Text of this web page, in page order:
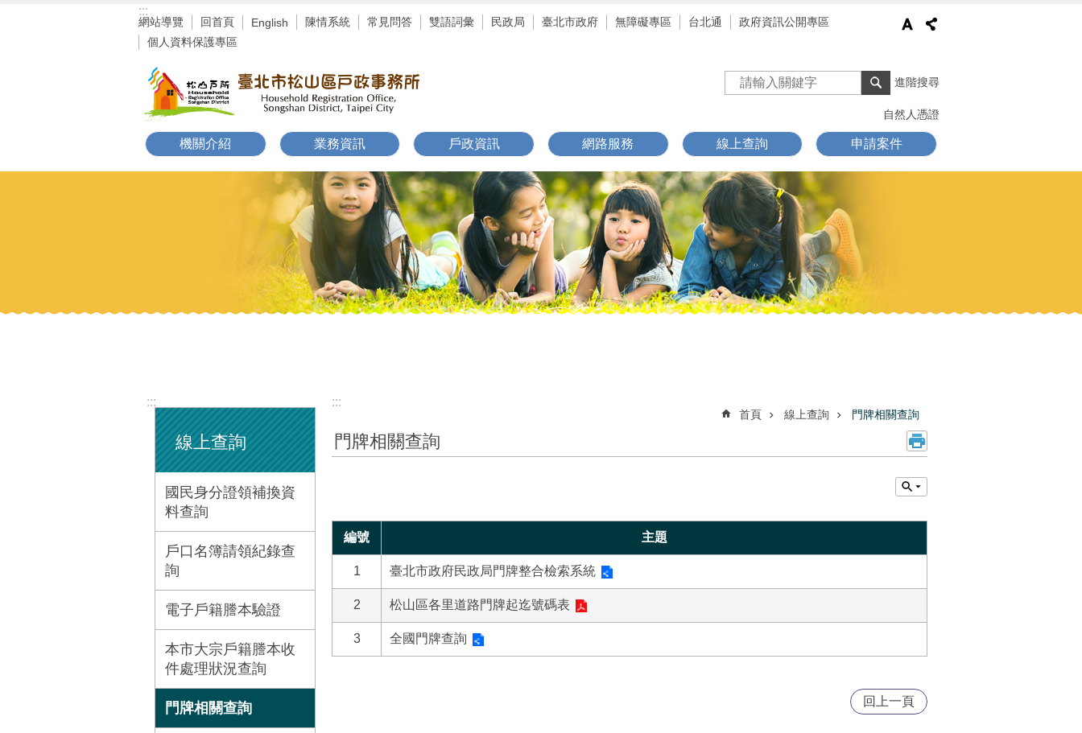
:::
網站導覽 回首頁 English 陳情系統 常見問答 雙語詞彙 民政局 臺北市政府 無障礙專區 台北通
政府資訊公開專區
個人資料保護專區
進階搜尋
自然人憑證
機關介紹 業務資訊 戶政資訊 網路服務 線上查詢 申請案件
:::
線上查詢
國民身分證領補換資
料查詢
戶口名簿請領紀錄查
詢
電子戶籍謄本驗證
本市大宗戶籍謄本收
件處理狀況查詢
門牌相關查詢
:::
首頁 線上查詢 門牌相關查詢
門牌相關查詢
編號 主題
1 臺北市政府民政局門牌整合檢索系統
2 松山區各里道路門牌起迄號碼表
3 全國門牌查詢
回上一頁